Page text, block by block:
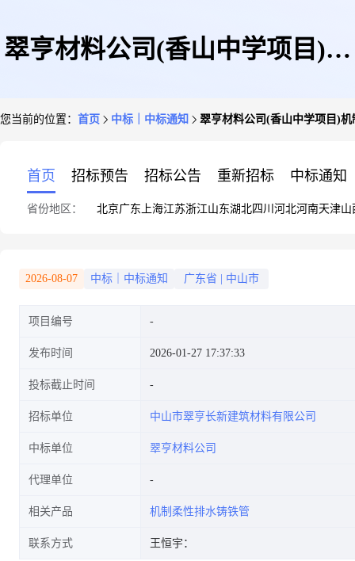
翠亨材料公司(香山中学项目)机
您当前的位置： 首页 中标｜中标通知 翠亨材料公司(香山中学项目)
首页 招标预告 招标公告 重新招标 中标通知
省份地区： 北京广东 上海江苏浙江山东湖北四川 河北河南天津山
2026-08-07 中标｜中标通知 广东省 中山市
项目编号
发布时间 2026-01-27 17:37:33
投标截止时间
招标单位 中山市翠亨长新建筑材料有限公司
中标单位 翠亨材料公司
代理单位
相关产品 机制柔性排水铸铁管
联系方式 王恒宇：